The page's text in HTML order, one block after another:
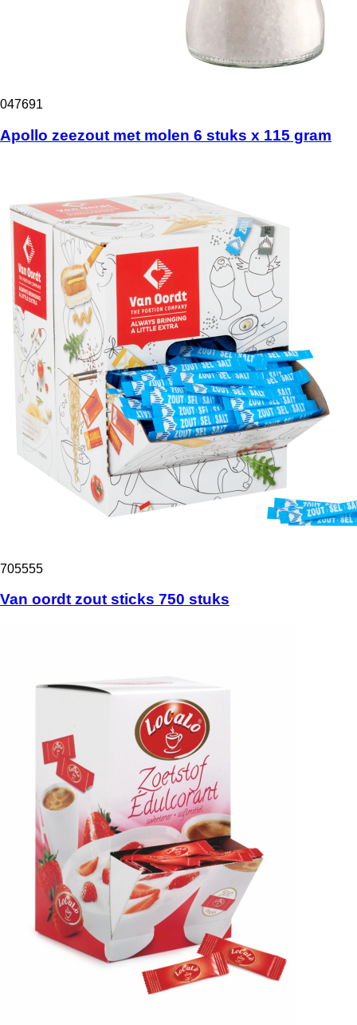
047691
Apollo zeezout met molen 6 stuks x 115 gram
705555
Van oordt zout sticks 750 stuks